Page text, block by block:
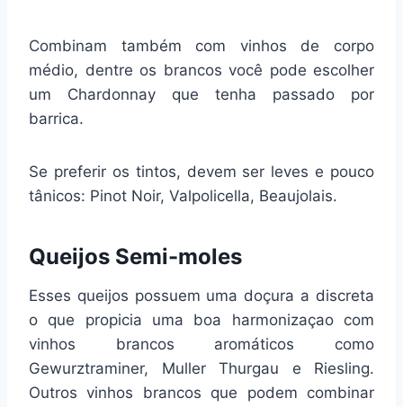
Combinam também com vinhos de corpo
médio, dentre os brancos você pode escolher
um Chardonnay que tenha passado por
barrica.
Se preferir os tintos, devem ser leves e pouco
tânicos: Pinot Noir, Valpolicella, Beaujolais.
Queijos Semi-moles
Esses queijos possuem uma doçura a discreta
o que propicia uma boa harmonizaçao com
vinhos brancos aromáticos como
Gewurztraminer, Muller Thurgau e Riesling.
Outros vinhos brancos que podem combinar